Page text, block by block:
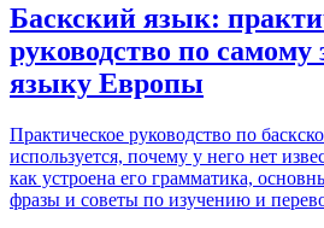
Баскский язык:
руководство по самому
языку Европы
Практическое руководство по
используется, почему у него нет
как устроена его грамматика,
фразы и советы по изучению и